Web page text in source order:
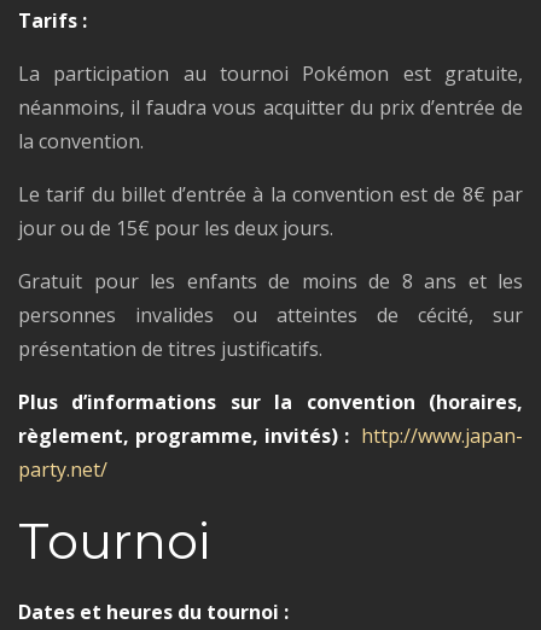
Tarifs :
La participation au tournoi Pokémon est gratuite,
néanmoins, il faudra vous acquitter du prix d’entrée de
la convention.
Le tarif du billet d’entrée à la convention est de 8€ par
jour ou de 15€ pour les deux jours.
Gratuit pour les enfants de moins de 8 ans et les
personnes invalides ou atteintes de cécité, sur
présentation de titres justificatifs.
Plus d’informations sur la convention (horaires,
règlement, programme, invités) : http://www.japan-
party.net/
Tournoi
Dates et heures du tournoi :